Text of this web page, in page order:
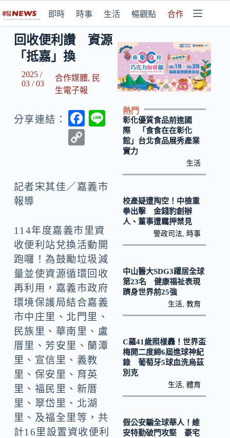
即時 時事 生活 暢觀點 合作媒體
回收便利讚 資源
「抵嘉」換
2025 /
03 / 03
合作媒體, 民
生電子報
分享連結：
F
o
y
k
記者宋其佳／嘉義市
報導
114年度嘉義市里資
收便利站兌換活動開
跑囉！為鼓勵垃圾減
量並使資源循環回收
再利用，嘉義市政府
環境保護局結合嘉義
市中庄里、北門里、
民族里、華南里、盧
厝里、芳安里、蘭潭
里、宣信里、義教
里、保安里、育英
里、福民里、新厝
里、翠岱里、北湖
里、及福全里等，共
計16里設置資收便利
熱門
彰化優質食品前進國
際 「食食在在彰化
館」台北食品展秀產業
實力
生活
校產疑遭掏空！中檢重
拳出擊 金錢豹創辦
人、董事遭羈押禁見
警政司法 時事
中山醫大SDG3躍居全球
第23名 健康福祉表現
躋身世界前25強
生活 ,教育
C羅41歲照樣轟！世界盃
梅開二度締6屆進球神紀
錄 葡萄牙5球血洗烏茲
別克
生活 ,體育
假公安騙全球華人！維
安特勤破門攻堅 豪宅